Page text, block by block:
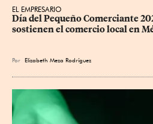
EL EMPRESARIO
Día del Pequeño Comerciante
sostienen el comercio local en
Por Elizabeth Meza Rodríguez